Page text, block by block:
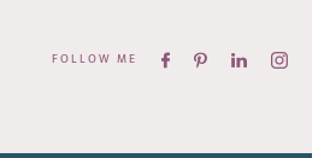
FOLLOW ME